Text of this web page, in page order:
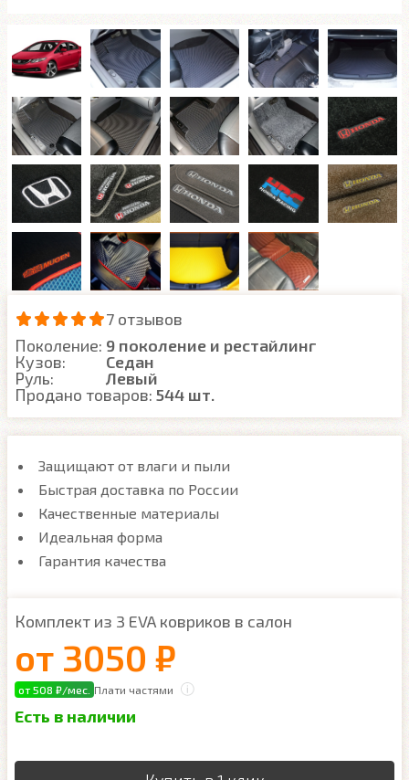
7 отзывов
Поколение: 9 поколение и рестайлинг
Кузов:
Седан
Руль:
Левый
Продано товаров: 544 шт.
Защищают от влаги и пыли
Быстрая доставка по России
Качественные материалы
Идеальная форма
Гарантия качества
Комплект из 3 EVA ковриков в салон
от 3050 ₽
от 508 ₽/мес. Плати частями
Есть в наличии